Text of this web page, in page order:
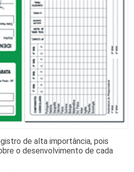
de alta importância, pois
o desenvolvimento de cada